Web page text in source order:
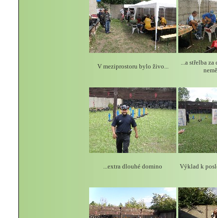
V meziprostoru bylo živo...
...a střelba
...extra dlouhé domino Výklad k